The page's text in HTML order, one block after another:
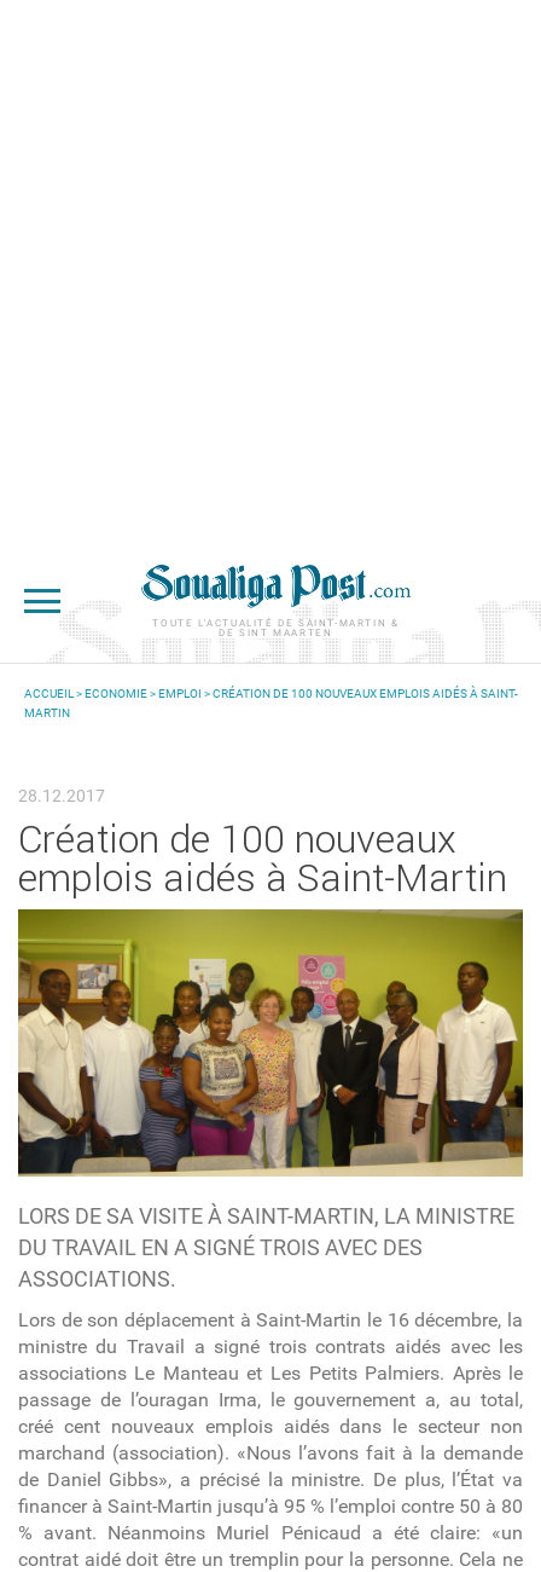
TOUTE L'ACTUALITÉ DE SAINT-MARTIN &
DE SINT MAARTEN
VOUS ÊTES ICI
ACCUEIL >ECONOMIE>EMPLOI > CRÉATION DE 100 NOUVEAUX EMPLOIS AIDÉS À SAINT-
MARTIN
28.12.2017
Création de 100 nouveaux
emplois aidés à Saint-Martin
LORS DE SA VISITE À SAINT-MARTIN, LA MINISTRE
DU TRAVAIL EN A SIGNÉ TROIS AVEC DES
ASSOCIATIONS.
Lors de son déplacement à Saint-Martin le 16 décembre, la
ministre du Travail a signé trois contrats aidés avec les
associations Le Manteau et Les Petits Palmiers. Après le
passage de l’ouragan Irma, le gouvernement a, au total,
créé cent nouveaux emplois aidés dans le secteur non
marchand (association). «Nous l’avons fait à la demande
de Daniel Gibbs», a précisé la ministre. De plus, l’État va
financer à Saint-Martin jusqu’à 95 % l’emploi contre 50 à 80
% avant. Néanmoins Muriel Pénicaud a été claire: «un
contrat aidé doit être un tremplin pour la personne. Cela ne